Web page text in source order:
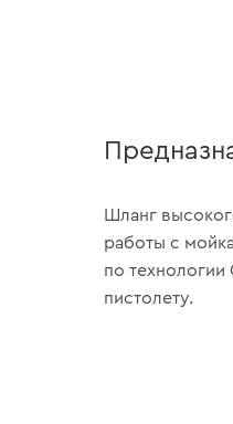
Шланг
работы с
по
пистолету.